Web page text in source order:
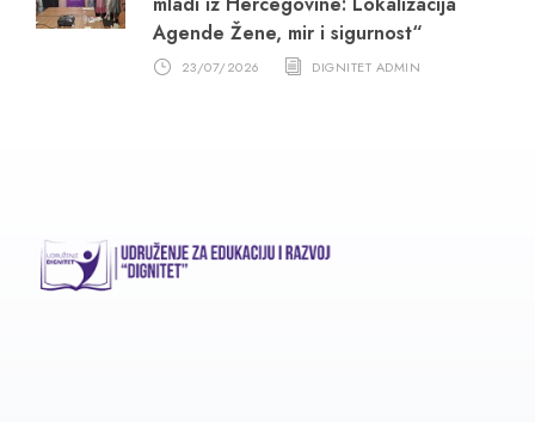
Agende Žene, mir i sigurnost“
23/07/2026 DIGNITET ADMIN